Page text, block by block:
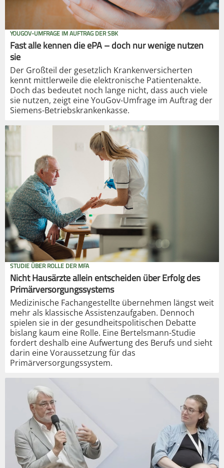
YOUGOV-UMFRAGE IM AUFTRAG DER SBK
Fast alle kennen die ePA – doch nur wenige nutzen
sie
Der Großteil der gesetzlich Krankenversicherten
kennt mittlerweile die elektronische Patientenakte.
Doch das bedeutet noch lange nicht, dass auch viele
sie nutzen, zeigt eine YouGov-Umfrage im Auftrag der
Siemens-Betriebskrankenkasse.
STUDIE ÜBER ROLLE DER MFA
Nicht Hausärzte allein entscheiden über Erfolg des
Primärversorgungssystems
Medizinische Fachangestellte übernehmen längst weit
mehr als klassische Assistenzaufgaben. Dennoch
spielen sie in der gesundheitspolitischen Debatte
bislang kaum eine Rolle. Eine Bertelsmann-Studie
fordert deshalb eine Aufwertung des Berufs und sieht
darin eine Voraussetzung für das
Primärversorgungssystem.